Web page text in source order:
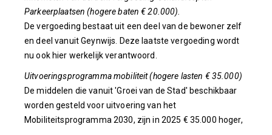
Parkeerplaatsen (hogere baten € 20.000).
De vergoeding bestaat uit een deel van de bewoner zelf
en deel vanuit Geynwijs. Deze laatste vergoeding wordt
nu ook hier werkelijk verantwoord.
Uitvoeringsprogramma mobiliteit (hogere lasten € 35.000)
De middelen die vanuit 'Groei van de Stad' beschikbaar
worden gesteld voor uitvoering van het
Mobiliteitsprogramma 2030, zijn in 2025 € 35.000 hoger,